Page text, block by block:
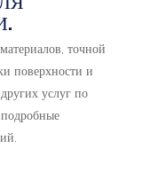
точной
поверхности и
услуг по